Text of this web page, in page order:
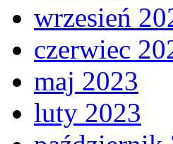
wrzesień
czerwiec
maj 2023
luty 2023